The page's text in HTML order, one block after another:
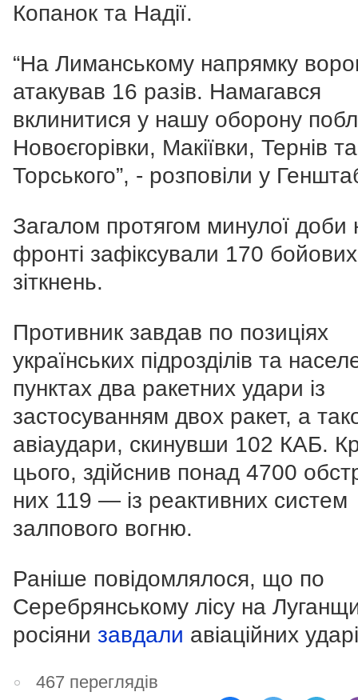
Копанок та Надії.
“На Лиманському напрямку
атакував 16 разів. Намагався
вклинитися у нашу оборону
Новоєгорівки, Макіївки, Тернів та
Торського”, - розповіли у
Загалом протягом минулої доби
фронті зафіксували 170 бойових
зіткнень.
Противник завдав по позиціях
українських підрозділів та
пунктах два ракетних удари із
застосуванням двох ракет, а
авіаудари, скинувши 102 КАБ.
цього, здійснив понад 4700
них 119 — із реактивних систем
залпового вогню.
Раніше повідомлялося, що по
Серебрянському лісу на
росіяни завдали авіаційних
467 переглядів